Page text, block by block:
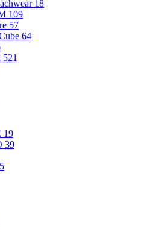
18
109
57
64
521
19
39